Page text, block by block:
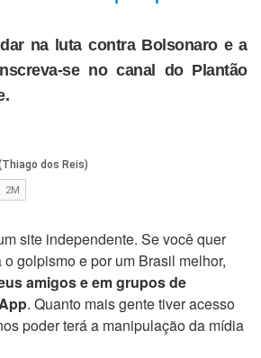
na luta contra Bolsonaro e a
se no canal do Plantão
site independente. Se você quer
golpismo e por um Brasil melhor,
amigos e em grupos de
. Quanto mais gente tiver acesso
poder terá a manipulação da mídia